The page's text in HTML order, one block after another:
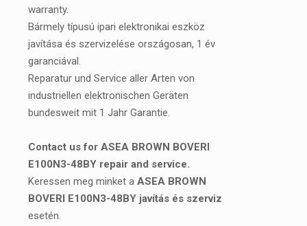
warranty.
Bármely típusú ipari elektronikai eszköz
javítása és szervizelése országosan, 1 év
garanciával.
Reparatur und Service aller Arten von
industriellen elektronischen Geräten
bundesweit mit 1 Jahr Garantie.
Contact us for ASEA BROWN BOVERI
E100N3-48BY repair and service.
Keressen meg minket a ASEA BROWN
BOVERI E100N3-48BY javítás és szerviz
esetén.